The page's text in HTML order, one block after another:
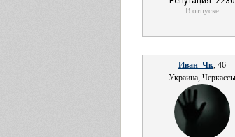
В отпуске
Иван_Чк, 46
Украина, Черкассы